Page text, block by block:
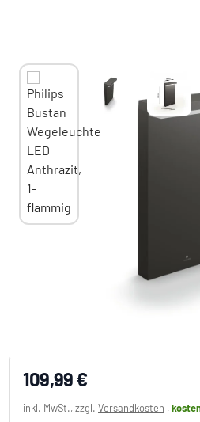
Philips Bustan
109,99 €
inkl. MwSt., zzgl. Versandkosten ,